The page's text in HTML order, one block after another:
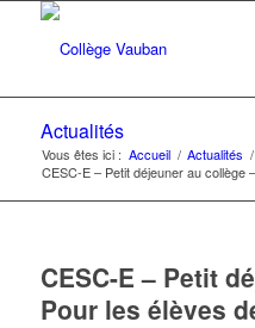
Actualités
Vous êtes ici : Accueil / Actualités /
CESC-E – Petit déjeuner au collège
CESC-E – Petit
Pour les élèves